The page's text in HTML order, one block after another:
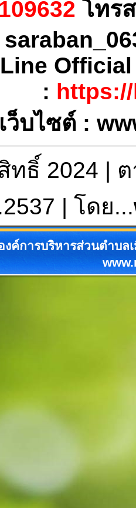
โทร
Line
:
เว็บไซต์ :
ทธิ์ 2024 |
| โดย...
งค์การบริหารส่วนตำบล